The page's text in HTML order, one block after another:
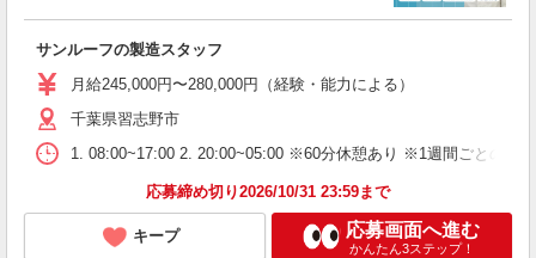
サンルーフの製造スタッフ
月給245,000円〜280,000円（経験・能力による）
千葉県習志野市
1. 08:00~17:00 2. 20:00~05:00 ※60分休憩あり ※1週間ごとの2交
応募締め切り2026/10/31 23:59まで
キープ 応募画面へ進む
かんたん3ステップ！